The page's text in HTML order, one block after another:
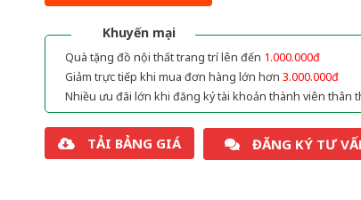
Khuyến mại
Quà tặng đồ nội thất trang trí lên đến 1.000.000đ
Giảm trực tiếp khi mua đơn hàng lớn hơn 3.000.000đ
Nhiều ưu đãi lớn khi đăng ký tài khoản thành viên thân
TẢI BẢNG GIÁ ĐĂNG KÝ TƯ